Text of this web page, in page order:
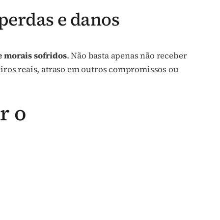
e danos
morais sofridos. Não basta apenas não receber
reais, atraso em outros compromissos ou
o